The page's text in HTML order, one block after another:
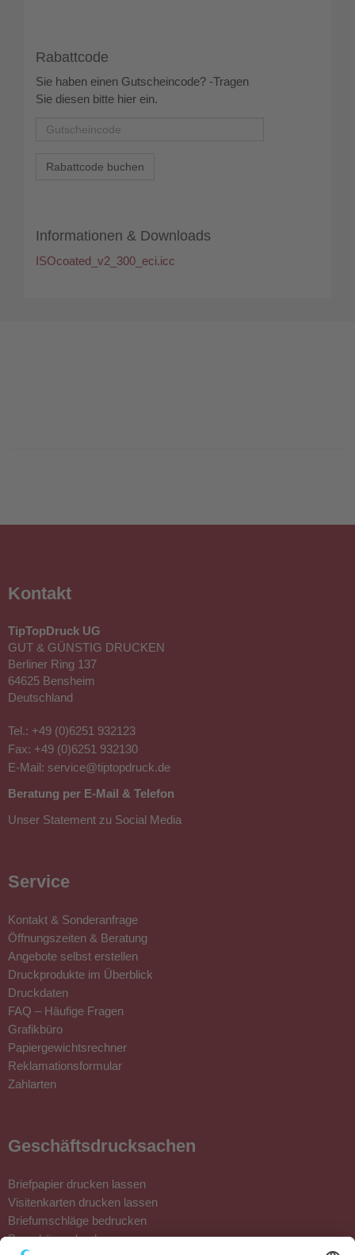
Rabattcode
Sie haben einen Gutscheincode? -Tragen
Sie diesen bitte hier ein.
Rabattcode buchen
Informationen & Downloads
ISOcoated_v2_300_eci.icc
Kontakt
TipTopDruck UG
GUT & GÜNSTIG DRUCKEN
Berliner Ring 137
64625 Bensheim
Deutschland
Tel.: +49 (0)6251 932123
Fax: +49 (0)6251 932130
E-Mail: service@tiptopdruck.de
Beratung per E-Mail & Telefon
Unser Statement zu Social Media
Service
Kontakt & Sonderanfrage
Öffnungszeiten & Beratung
Angebote selbst erstellen
Druckprodukte im Überblick
Druckdaten
FAQ – Häufige Fragen
Grafikbüro
Papiergewichtsrechner
Reklamationsformular
Zahlarten
Geschäftsdrucksachen
Briefpapier drucken lassen
Visitenkarten drucken lassen
Briefumschläge bedrucken
Broschüren drucken